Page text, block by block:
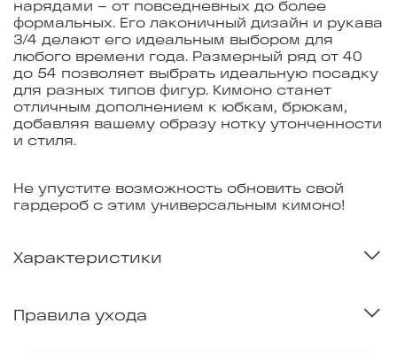
нарядами – от повседневных до более
формальных. Его лаконичный дизайн и рукава
3/4 делают его идеальным выбором для
любого времени года. Размерный ряд от 40
до 54 позволяет выбрать идеальную посадку
для разных типов фигур. Кимоно станет
отличным дополнением к юбкам, брюкам,
добавляя вашему образу нотку утонченности
и стиля.
Не упустите возможность обновить свой
гардероб с этим универсальным кимоно!
Характеристики
Правила ухода